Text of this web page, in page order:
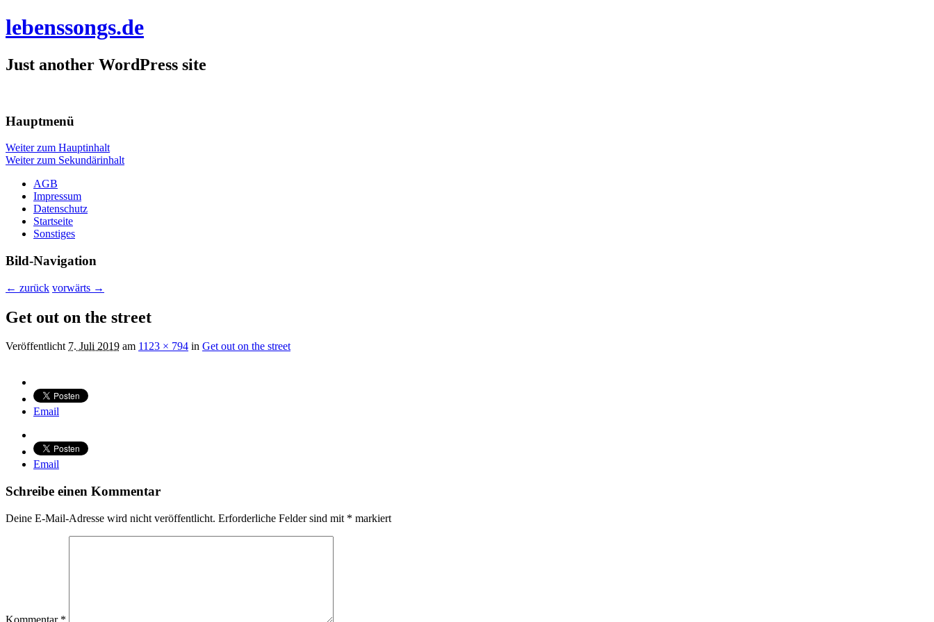
lebenssongs.de
Just another WordPress site
Hauptmenü
Weiter zum Hauptinhalt
Weiter zum Sekundärinhalt
AGB
Impressum
Datenschutz
Startseite
Sonstiges
Bild-Navigation
← zurück vorwärts →
Get out on the street
Veröffentlicht 7. Juli 2019 am 1123 × 794 in Get out on the street
Email
Email
Schreibe einen Kommentar
Deine E-Mail-Adresse wird nicht veröffentlicht. Erforderliche Felder sind mit * markiert
Kommentar *